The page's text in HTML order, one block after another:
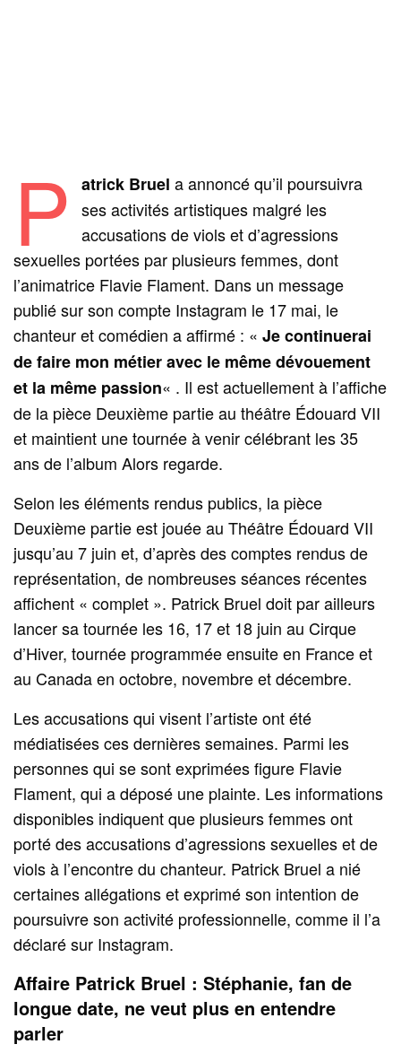
P atrick Bruel a annoncé qu’il poursuivra
ses activités artistiques malgré les
accusations de viols et d’agressions
sexuelles portées par plusieurs femmes, dont
l’animatrice Flavie Flament. Dans un message
publié sur son compte Instagram le 17 mai, le
chanteur et comédien a affirmé : «Je continuerai
de faire mon métier avec le même dévouement
et la même passion« . Il est actuellement à l’affiche
de la pièce Deuxième partie au théâtre Édouard VII
et maintient une tournée à venir célébrant les 35
ans de l’album Alors regarde.
Selon les éléments rendus publics, la pièce
Deuxième partie est jouée au Théâtre Édouard VII
jusqu’au 7 juin et, d’après des comptes rendus de
représentation, de nombreuses séances récentes
affichent « complet ». Patrick Bruel doit par ailleurs
lancer sa tournée les 16, 17 et 18 juin au Cirque
d’Hiver, tournée programmée ensuite en France et
au Canada en octobre, novembre et décembre.
Les accusations qui visent l’artiste ont été
médiatisées ces dernières semaines. Parmi les
personnes qui se sont exprimées figure Flavie
Flament, qui a déposé une plainte. Les informations
disponibles indiquent que plusieurs femmes ont
porté des accusations d’agressions sexuelles et de
viols à l’encontre du chanteur. Patrick Bruel a nié
certaines allégations et exprimé son intention de
poursuivre son activité professionnelle, comme il l’a
déclaré sur Instagram.
Affaire Patrick Bruel : Stéphanie, fan de
longue date, ne veut plus en entendre
parler